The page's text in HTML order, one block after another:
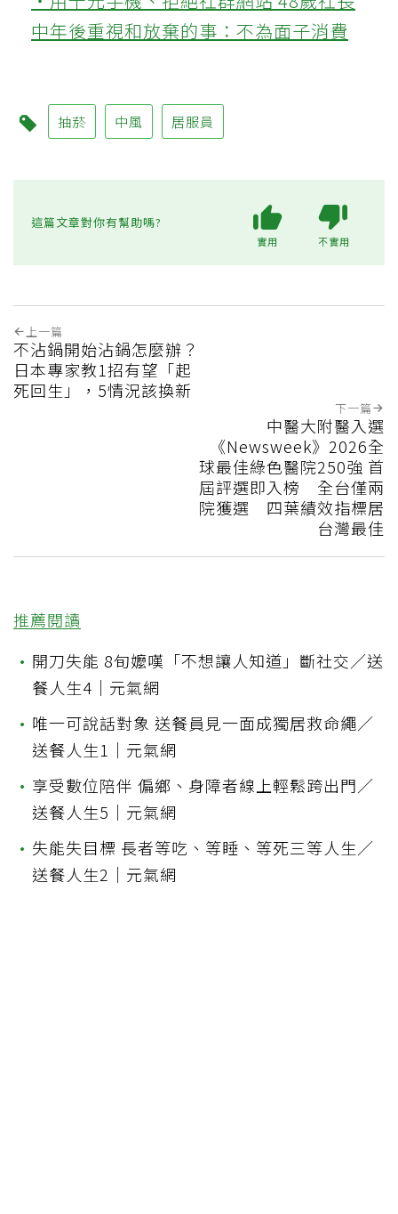
中年後重視和放棄的事：不為面子消費
抽菸 中風 居服員
這篇文章對你有幫助嗎?
實用 不實用
上一篇
不沾鍋開始沾鍋怎麼辦？
日本專家教1招有望「起
死回生」，5情況該換新
下一篇
中醫大附醫入選
《Newsweek》2026全
球最佳綠色醫院250強 首
屆評選即入榜 全台僅兩
院獲選 四葉績效指標居
台灣最佳
推薦閱讀
• 開刀失能 8旬嬤嘆「不想讓人知道」斷社交／送
餐人生4｜元氣網
• 唯一可說話對象 送餐員見一面成獨居救命繩／
送餐人生1｜元氣網
• 享受數位陪伴 偏鄉、身障者線上輕鬆跨出門／
送餐人生5｜元氣網
• 失能失目標 長者等吃、等睡、等死三等人生／
送餐人生2｜元氣網